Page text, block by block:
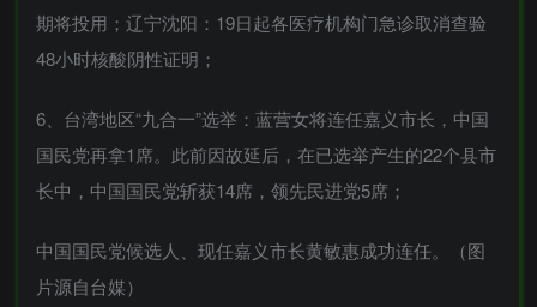
期将投用；辽宁沈阳：19日起各医疗机构门急诊取消查验
48小时核酸阴性证明；
6、台湾地区“九合一”选举：蓝营女将连任嘉义市长，中国
国民党再拿1席。此前因故延后，在已选举产生的22个县市
长中，中国国民党斩获14席，领先民进党5席；
中国国民党候选人、现任嘉义市长黄敏惠成功连任。（图
片源自台媒）